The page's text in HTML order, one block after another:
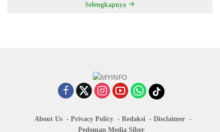
Selengkapnya
About Us Privacy Policy Redaksi
Disclaimer
Pedoman Media Siber